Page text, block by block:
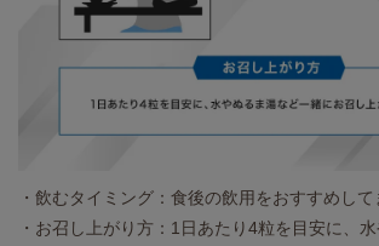
・飲むタイミング：食後の飲用をおすすめして
・お召し上がり方：1日あたり4粒を目安に、